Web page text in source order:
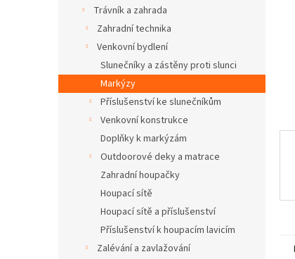
Trávník a zahrada
Zahradní technika
Venkovní bydlení
Slunečníky a zástěny proti slunci
Markýzy
Příslušenství ke slunečníkům
Venkovní konstrukce
Doplňky k markýzám
Outdoorové deky a matrace
Zahradní houpačky
Houpací sítě
Houpací sítě a příslušenství
Příslušenství k houpacím lavicím
Zalévání a zavlažování